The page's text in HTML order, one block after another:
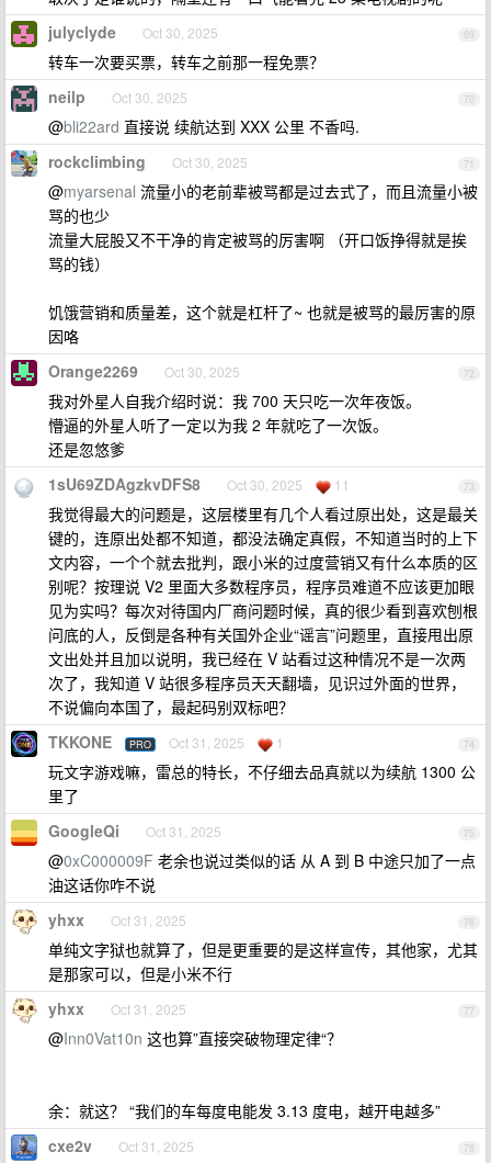
69
julyclyde Oct 30, 2025
转车一次要买票，转车之前那一程免票？
70
neilp Oct 30, 2025
@bli22ard 直接说 续航达到 XXX 公里 不香吗.
71
rockclimbing Oct 30, 2025
@myarsenal 流量小的老前辈被骂都是过去式了，而且流量小被
骂的也少
流量大屁股又不干净的肯定被骂的厉害啊 （开口饭挣得就是挨
骂的钱）
饥饿营销和质量差，这个就是杠杆了~ 也就是被骂的最厉害的原
因咯
72
Orange2269 Oct 30, 2025
我对外星人自我介绍时说：我 700 天只吃一次年夜饭。
懵逼的外星人听了一定以为我 2 年就吃了一次饭。
还是忽悠爹
73
1sU69ZDAgzkvDFS8 Oct 30, 2025 11
我觉得最大的问题是，这层楼里有几个人看过原出处，这是最关
键的，连原出处都不知道，都没法确定真假，不知道当时的上下
文内容，一个个就去批判，跟小米的过度营销又有什么本质的区
别呢？按理说 V2 里面大多数程序员，程序员难道不应该更加眼
见为实吗？每次对待国内厂商问题时候，真的很少看到喜欢刨根
问底的人，反倒是各种有关国外企业“谣言”问题里，直接甩出原
文出处并且加以说明，我已经在 V 站看过这种情况不是一次两
次了，我知道 V 站很多程序员天天翻墙，见识过外面的世界，
不说偏向本国了，最起码别双标吧？
74
TKKONE PRO Oct 31, 2025 1
玩文字游戏嘛，雷总的特长，不仔细去品真就以为续航 1300 公
里了
75
GoogleQi Oct 31, 2025
@0xC000009F 老余也说过类似的话 从 A 到 B 中途只加了一点
油这话你咋不说
76
yhxx Oct 31, 2025
单纯文字狱也就算了，但是更重要的是这样宣传，其他家，尤其
是那家可以，但是小米不行
77
yhxx Oct 31, 2025
@Inn0Vat10n 这也算”直接突破物理定律“？
余：就这？ “我们的车每度电能发 3.13 度电，越开电越多”
78
cxe2v Oct 31, 2025